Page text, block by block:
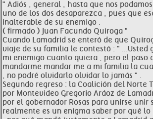
" Adiós , general , hasta que nos
uno de los dos desaparezca , pues que
inalterable de su enemigo .
( firmado ) Juan Facundo Quiroga "
Cuando Lamadrid se enteró de que
viaje de su familia le contestó : " ...Usted
mi enemigo cuanto quiera , pero el paso
mandarme mandar me a mi familia la
, no podré olvidarlo olvidar lo jamás " .
Segundo regreso : la Coalición del Norte
por Montevideo Gregorio Aráoz de
por el gobernador Rosas para unirse unir
realmente es un enigma saber por qué